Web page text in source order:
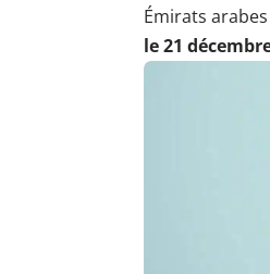
Émirats
le 21